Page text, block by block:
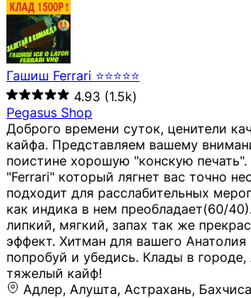
Гашиш Ferrari ⭐⭐⭐⭐⭐
4.93 (1.5k)
Pegasus Shop
Доброго времени суток, ценители
кайфа. Представляем вашему
поистине хорошую "конскую
"Ferrari" который лягнет вас точно
подходит для расслабительных
как индика в нем преобладает(60/
липкий, мягкий, запах так же
эффект. Хитман для вашего
попробуй и убедись. Клады в городе,
тяжелый кайф!
Адлер, Алушта, Астрахань, Бахчисарай, Волгоград, Волжский, Евпатория, Екатеринбург, Ишимбай, Казань, Керчь, Копейск, Курск, Рыльск, Саки, Салават, Симферополь, Сочи, Старый Крым, Стерлитамак, Судак, Уфа, Феодосия, Хабаровск, Челябинск, Ялта, Джанкой, Новосибирск, Щёлкино, Санкт-Петербург, Мурманск, Сургут, Невинномысск, Черкесск, Усть-Лабинск, Геленджик, Ставрополь, Калуга, Елец, Лебедянь, Данков, Жуковский, Оренбург, Орск (Оренбургская область), Магнитогорск, Пермь, Зеленоград, Солнечногорск, Нижний Новгород, Лысково, Заволжье, Кстово, Балахна (Нижегородская область), Богородск, Бор (Нижегородская область), Саратов, Энгельс, Ижевск, Тюмень, Ростов-на-Дону, Шахты, Новочеркасск, Батайск, Аксай, Люберцы, Истра, Москва, Армавир, Краснодар, Магадан, Самара, Анапа, Славянск-на-Кубани, Чаплыгин, Липецк, Нижний Тагил, Орехово-Зуево, Усть-Джегута, Лянтор, Нефтеюганск, Пыть-Ях, Урень, Ветлуга, Шахунья, Новороссийск, Крымск, Тимашёвск, Тольятти, Воткинск, Звенигород, Руза, Можайск, Белгород, Воронеж, Соликамск, Нытва, Лысьва (Пермский край), Чусовой, Кунгур, Краснокамск, Миасс, Губаха, Тула, Новомосковск, Донской, Омск, Льгов, Мытищи, Королёв, Ивантеевка, Балашиха, Семилуки, Кудымкар, Старый Оскол, Оса (Пермский край), Одинцово (Московская область), Ханты-Мансийск, Лабинск, Темрюк, Курганинск, Белореченск (Краснодарский край), Алупкa, Губкин, Рязань, Калининград, Усть-Илимск, Фрязино, Минеральные Воды, Пятигорск, Кострома, Ярославль, Коркино, Верхняя Пышма, Подольск, Красноярск, Смоленск, Долгопрудный, Чебоксары, Калачинск, Канск, Киров (Кировская область), Вологда, Рославль, Владивосток, Обнинск, Балабаново (Калужская область), Малоярославец, Брянск, Видное, Ярцево, Вязьма, Гагарин, Приволжск, Фурманов, Чайковский, Кинешма, Горячий Ключ, Улан-Удэ, Туймазы, Дюртюли, Альметьевск, Нефтекамск, Хадыженск, Апшеронск, Майкоп, Уссурийск, Ульяновск, Гатчина, Луга (Ленинградская область), Надым, Ногинск, Электросталь, Железнодорожный (Московская область), Бутурлиновка, Кириллов, Краснознаменск (Калиниградская область), Мышкин, Томмот, Холм, Абакан, Абдулино, Агидель, Агрыз, Адыгейск, Азнакаево, Алатырь, Алдан, Алейск, Александров, Александровск, Алексеевка (Белгородская обл.), Алексин, Амурск, Анадырь, Ангарск, Андреаполь, Анжеро-Судженск, Анива, Апатиты, Арамиль, Ардон, Арзамас, Аркадак, Арсеньев, Артём, Артёмовский, Архангельск, Асбест, Асино, Аткарск, Ахтубинск, Аша, Бабаево (Вологодская область), Бавлы (Республика Татарстан), Байкальск, Бакал, Баксан, Балаклава, Балаково (Саратовская область), Балашов (Саратовская область), Балтийск, Барабинск, Барнаул, Барыш (Ульяновская область), Бежецк, Белая Калитва (Ростовская область), Белебей, Белогорск (Крым), Белозерск, Белокуриха, Беломорск, Белоозёрский (Московская область), Белорецк (Республика Башкортостан), Кызыл, Белоярский (Ханты-Мансийский АО), Бердск, Березники (Пермский край), Берёзовский (Кемеровская область), Берёзовский (Свердловская область), Беслан, Бийск, Бикин, Билибино, Биробиджан, Благовещенск (Амурская область), Благовещенск (Башкортостан), Бобров, Богородицк, Боготол, Богучар, Бокситогорск (Ленинградская область), Бологое (Тверская область), Болхов, Большой Камень (Приморский край), Борисоглебск (Воронежская область), Боровичи (Новгородская область), Боровск, Бородино, Братск, Бронницы (Московская область), Бугульма (Республика Татарстан), Бугуруслан (Оренбургская область), Буинск, Буй, Буйнакск, Валдай, Валуйки, Велиж, Великие Луки, Великий Новгород, Великий Устюг, Вельск, Венёв, Верещагино, Верхнеуральск, Верхний Уфалей, Верхняя Салда, Верхняя Тура, Весьегонск, Вилючинск, Вихоревка, Вичуга, Владикавказ, Волгодонск, Волгореченск, Володарск, Волосово, Волчанск, Вольск, Воркута, Ворсма, Всеволожск (Ленинградская область), Вуктыл, Выкса, Высоковск, Высоцк, Вытегра, Вышний Волочёк, Вяземский, Вязники, Вятские Поляны, Нея, Шилка, Гаврилов Посад, Гаврилов-Ям, Гай, Галич, Гдов, Голицыно, Горно-Алтайск, Горнозаводск, Горняк, Городец, Гороховец, Гремячинск, Грозный, Грязи, Грязовец, Губкинский, Гуково, Гулькевичи, Гурьевск (Калининградская область), Гурьевск (Кемеровская область), Гусев, Гусь-Хрустальный, Давлеканово, Далматово, Дальнегорск, Дегтярск, Дедовск, Демидов, Дербент, Десногорск, Дзержинск, Дзержинский (Московская область), Дивногорск, Димитровград, Дмитровск, Дно, Добрянка, Долинск, Домодедово, Донецк (ДНР), Дорогобуж, Дрезна, Дубна, Дудинка, Духовщина, Дятьково, Егорьевск, Елабуга, Елизово, Ельня (Будет изменено название), Емва, Енисейск, Ермолино, Ершов, Ессентуки, Ефремов, Железноводск, Железногорск (Красноярский край), Железногорск (Курская область), Железногорск-Илимский, Жигулёвск, Жиздра, Жирновск, Жуков, Жуковка, Заводоуковск, Заволжск, Задонск, Заинск, Заозёрный, Заозёрск, Западная Двина, Заполярный, Зарайск, Заречный (Пензенская область), Заречный (Свердловская область), Заринск, Звенигово, Зверево, Зеленогорск ( Ленинградская обл. ), Зеленоградск, Зеленодольск, Зеленокумск, Зерноград, Зима, Змеиногорск, Зубцов, Ивангород, Иваново, Ивдель, Избербаш, Изобильный, Иланский, Инза, Инкерман, Инта, Ипатово, Искитим, Йошкар-Ола, Кадников, Калач, Калач-на-Дону, Калининск, Калтан, Калязин, Камбарка, Каменка (Пензенская область), Каменногорск (Ленинградская область), Каменск-Уральский, Каменск-Шахтинский, Камень-на-Оби, Камешково, Камышин, Канаш, Кандалакша, Карабаново, Карабаш, Карачаевск, Каргат, Каргополь, Карпинск, Карталы, Касимов, Касли, Каспийск, Катав-Ивановск, Катайск, Качканар, Кашин, Кашира, Кемерово, Кемь, Кизел, Кизилюрт, Кизляр, Кимовск, Кимры, Кингисепп, Кинель, Киреевск, Киренск, Киржач, Кириши, Кирово-Чепецк, Кировск (Ленинградская область), Кировск (Мурманская область), Кирсанов, Киселёвск, Кисловодск, Климовск, Клинцы, Княгинино, Ковдор, Ковров, Когалым, Козельск, Козьмодемьянск, Кола, Кологрив, Колпашево, Колпино, Кольчугино, Комсомольск, Комсомольск-на-Амуре, Конаково, Кондопога, Кондрово, Константиновск, Кораблино, Кореновск, Корсаков, Коряжма, Костерёво, Костомукша, Котельники, Котельниково, Котельнич, Котлас, Котовск, Кохма, Красноармейск (Московская область), Краснозаводск, Краснознаменск (Московская область), Краснокаменск, Краснослободск (Волгоградская область), Краснотурьинск, Красноуральск, Красный Сулин, Кремёнки, Кропоткин, Кубинка, Кувшиново (Тверская область), Кудрово, Кулебаки, Кумертау, Курлово, Куровское, Куртамыш, Курчатов, Куса, Кушва, Кыштым, Лабытнанги, Лагань, Лаишево (Республика Татарстан), Лакинск, Лангепас, Лахденпохья, Ленинск-Кузнецкий, Ленск (Республика Саха), Лермонтов (Ставропольский край), Лесозаводск (Приморский край), Лесосибирск, Ливны (Орловская область), Ликино-Дулёво, Липки (Тульская область), Лиски (Воронежская область), Лихославль, Лодейное Поле, Ломоносов (Санкт-Петербург), Лосино-Петровский, Лукоянов, Луховицы, Лыткарино, Любань (Ленинградская